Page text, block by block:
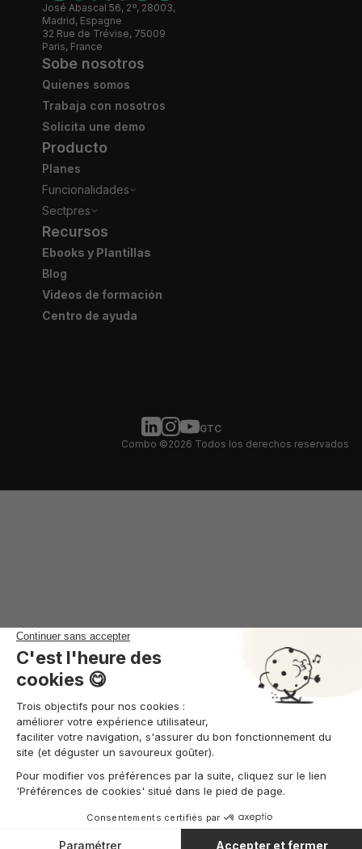
José Abascal 56, 2º, 28003,
Madrid, Espagne
32 Rue de Trévise, 75009
Paris, France
Sobe nosotros
Quienes somos
Trabaja con nosotros
Solicita une demo
Producto
Planes
Funcionalidades
Sectpres
Recursos
Ebooks y Plantillas
Blog
Videos de formación
Centro de ayuda
GTC
Combo ©2026 Todos los derechos reservados